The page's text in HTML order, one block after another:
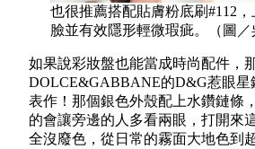
也很推薦搭配貼膚粉底刷#112
臉並有效隱形輕微瑕疵。（圖／
如果說彩妝盤也能當成時尚配件，
DOLCE&GABBANE的D&G惹眼星
表作！那個銀色外殼配上水鑽鏈條
的會讓旁邊的人多看兩眼，打開來
全沒廢色，從日常的霧面大地色到